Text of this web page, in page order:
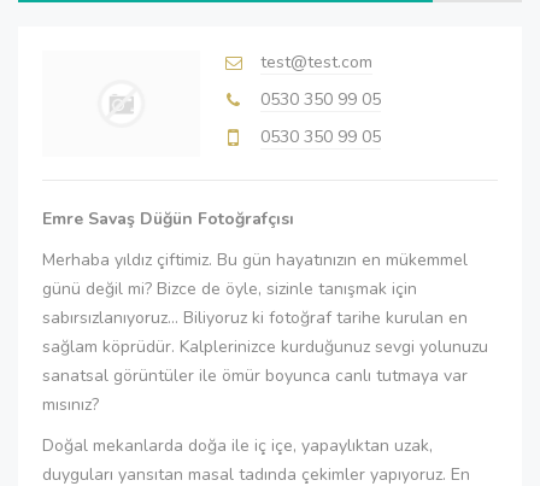
test@test.com
0530 350 99 05
0530 350 99 05
Emre Savaş Düğün Fotoğrafçısı
Merhaba yıldız çiftimiz. Bu gün hayatınızın en mükemmel
günü değil mi? Bizce de öyle, sizinle tanışmak için
sabırsızlanıyoruz... Biliyoruz ki fotoğraf tarihe kurulan en
sağlam köprüdür. Kalplerinizce kurduğunuz sevgi yolunuzu
sanatsal görüntüler ile ömür boyunca canlı tutmaya var
mısınız?
Doğal mekanlarda doğa ile iç içe, yapaylıktan uzak,
duyguları yansıtan masal tadında çekimler yapıyoruz. En